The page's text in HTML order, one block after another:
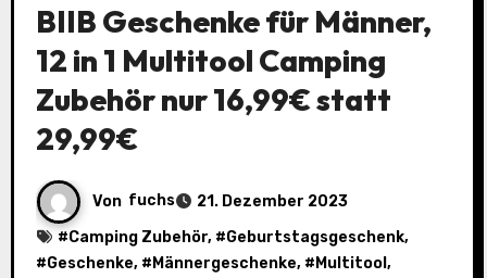
BIIB Geschenke für Männer,
12 in 1 Multitool Camping
Zubehör nur 16,99€ statt
29,99€
Von fuchs
21. Dezember 2023
#Camping Zubehör, #Geburtstagsgeschenk,
#Geschenke, # Männergeschenke, # Multitool ,